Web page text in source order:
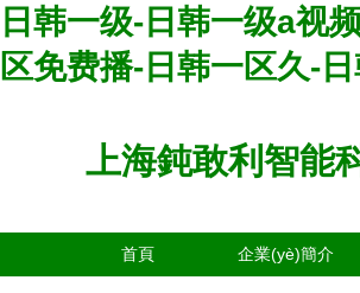
日韩一级-日韩一级a视
区免费播-日韩一区久-
上海鈍敢利智能
首頁 企業(yè)簡介